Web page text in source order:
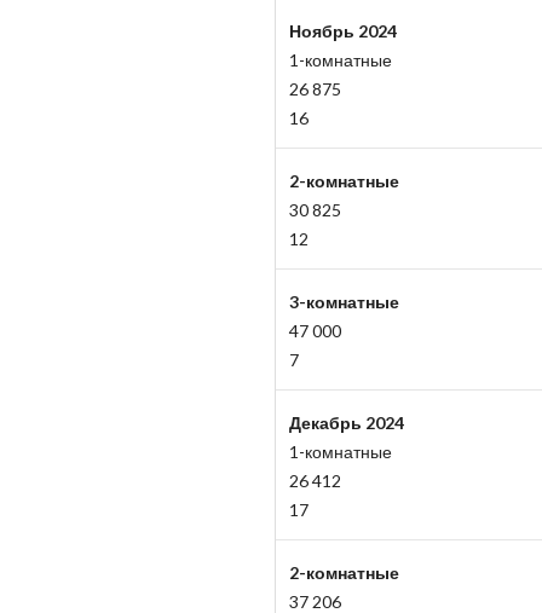
Ноябрь 2024
1-комнатные
26 875
16
2-комнатные
30 825
12
3-комнатные
47 000
7
Декабрь 2024
1-комнатные
26 412
17
2-комнатные
37 206